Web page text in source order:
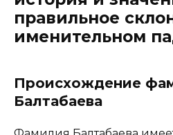
правильное
именительном
Происхождение
Балтабаева